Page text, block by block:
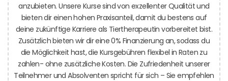
anzubieten. Unsere Kurse sind von exzellenter Qualität und
bieten dir einen hohen Praxisanteil, damit du bestens auf
deine zukünftige Karriere als Tiertherapeutin vorbereitet bist.
Zusätzlich bieten wir dir eine 0% Finanzierung an, sodass du
die Möglichkeit hast, die Kursgebühren flexibel in Raten zu
zahlen- ohne zusätzliche Kosten. Die Zufriedenheit unserer
Teilnehmer und Absolventen spricht für sich – Sie empfehlen